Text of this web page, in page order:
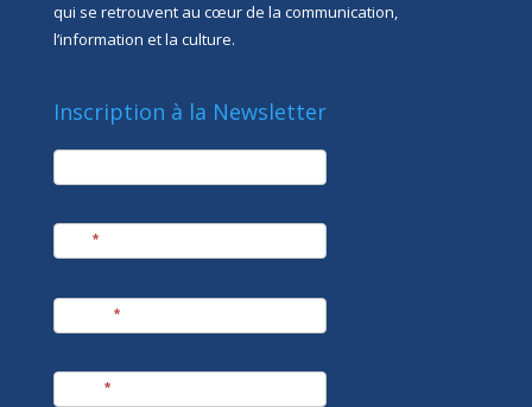
qui se retrouvent au cœur de la communication,
l’information et la culture.
Inscription à la Newsletter
newsletter
*
*
*